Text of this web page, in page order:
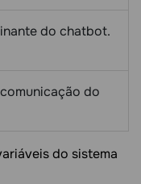
do chatbot.
do
do sistema